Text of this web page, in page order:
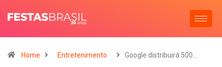
Home Entretenimento Google distribuirá 500…